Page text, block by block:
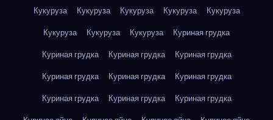
Кукуруза
Кукуруза Кукуруза Кукуруза
Кукуруза
Кукуруза
Кукуруза Кукуруза
Куриная грудка
Куриная грудка
Куриная грудка
Куриная грудка
Куриная грудка
Куриная грудка
Куриная грудка
Куриная грудка
Куриная грудка
Куриная грудка